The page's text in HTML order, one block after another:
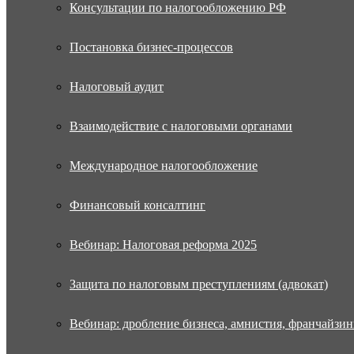
Консультации по налогообложению РФ
Постановка бизнес-процессов
Налоговый аудит
Взаимодействие с налоговыми органами
Международное налогообложение
Финансовый консалтинг
Вебинар: Налоговая реформа 2025
Защита по налоговым преступлениям (адвокат)
Вебинар: дробление бизнеса, амнистия,